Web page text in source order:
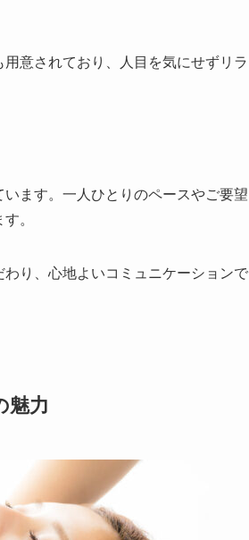
意されており、人目を気にせずリラ
ます。一人ひとりのペースやご要望
。
り、心地よいコミュニケーションで
魅力